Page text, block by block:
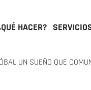
HACER?
UN SUEÑO QUE